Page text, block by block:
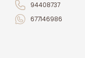
94408737
677146986